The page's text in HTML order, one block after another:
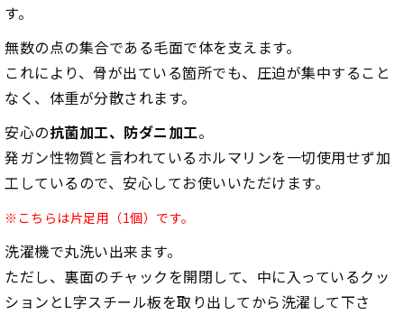
す。
無数の点の集合である毛面で体を支えます。
これにより、骨が出ている箇所でも、圧迫が集中すること
なく、体重が分散されます。
安心の抗菌加工、防ダニ加工。
発ガン性物質と言われているホルマリンを一切使用せず加
工しているので、安心してお使いいただけます。
※こちらは片足用（1個）です。
洗濯機で丸洗い出来ます。
ただし、裏面のチャックを開閉して、中に入っているクッ
ションとL字スチール板を取り出してから洗濯して下さ